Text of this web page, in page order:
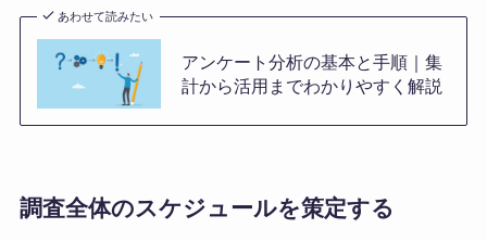
あわせて読みたい
アンケート分析の基本と手順｜集
計から活用までわかりやすく解説
調査全体のスケジュールを策定する